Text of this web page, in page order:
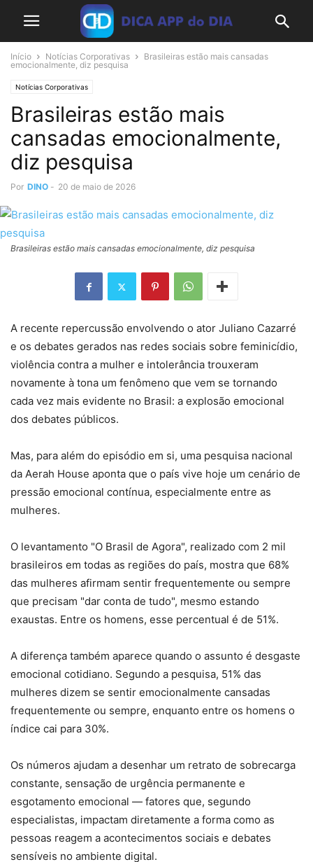
Início Notícias Corporativas
Brasileiras estão mais cansadas
emocionalmente, diz pesquisa
Notícias Corporativas
Brasileiras estão mais
cansadas emocionalmente,
diz pesquisa
Por DINO - 20 de maio de 2026
Brasileiras estão mais cansadas emocionalmente, diz pesquisa
A recente repercussão envolvendo o ator Juliano Cazarré
e os debates gerados nas redes sociais sobre feminicídio,
violência contra a mulher e intolerância trouxeram
novamente à tona um fenômeno que vem se tornando
cada vez mais evidente no Brasil: a explosão emocional
dos debates públicos.
Mas, para além do episódio em si, uma pesquisa nacional
da Aerah House aponta que o país vive hoje um cenário de
pressão emocional contínua, especialmente entre as
mulheres.
O levantamento "O Brasil de Agora", realizado com 2 mil
brasileiros em todas as regiões do país, mostra que 68%
das mulheres afirmam sentir frequentemente ou sempre
que precisam "dar conta de tudo", mesmo estando
exaustas. Entre os homens, esse percentual é de 51%.
A diferença também aparece quando o assunto é desgaste
emocional cotidiano. Segundo a pesquisa, 51% das
mulheres dizem se sentir emocionalmente cansadas
frequentemente ou sempre, enquanto entre os homens o
índice cai para 30%.
Os números ajudam a desenhar um retrato de sobrecarga
constante, sensação de urgência permanente e
esgotamento emocional — fatores que, segundo
especialistas, impactam diretamente a forma como as
pessoas reagem a acontecimentos sociais e debates
sensíveis no ambiente digital.